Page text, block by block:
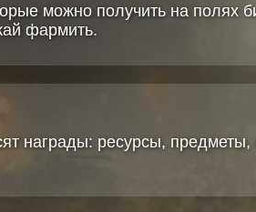
можно получить на полях
фармить.
награды: ресурсы, предметы,